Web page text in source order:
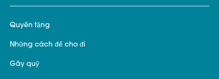
Quyên tặng
Những cách để cho đi
Gây quỹ